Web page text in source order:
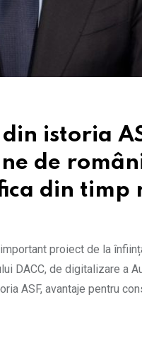
istoria
de
din timp
proiect de la
DACC, de digitalizare a
ASF, avantaje pentru